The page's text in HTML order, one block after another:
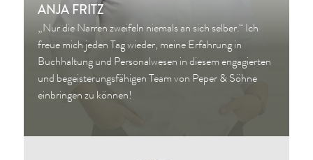
ANJA FRITZ
„Nur die Narren zweifeln niemals an sich selber.“ Ich
freue mich jeden Tag wieder, meine Erfahrung in
Buchhaltung und Personalwesen in diesem engagierten
und begeisterungsfähigen Team von Peper & Söhne
einbringen zu können!